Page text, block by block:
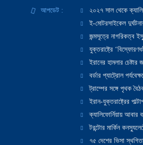
আপডেট :
২০২৭ সাল থেকে
ই-মোটরসাইকেল
জন্মসূত্রে নাগরিকত্ব
যুক্তরাষ্ট্রে
ইরানের হামলার চেষ্টার
বর্ডার প্যাট্রোল
ট্রাম্পের সঙ্গে পৃথক
ইরান-যুক্তরাষ্ট্রের
ক্যালিফোর্নিয়ায় আবার
টরন্টোর মার্কিন
৭৫ দেশের ভিসা